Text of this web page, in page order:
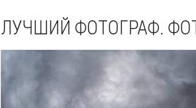
ЛУЧШИЙ ФОТОГРАФ.